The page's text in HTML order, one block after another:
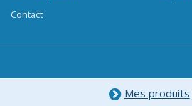
Contact
Mes produits